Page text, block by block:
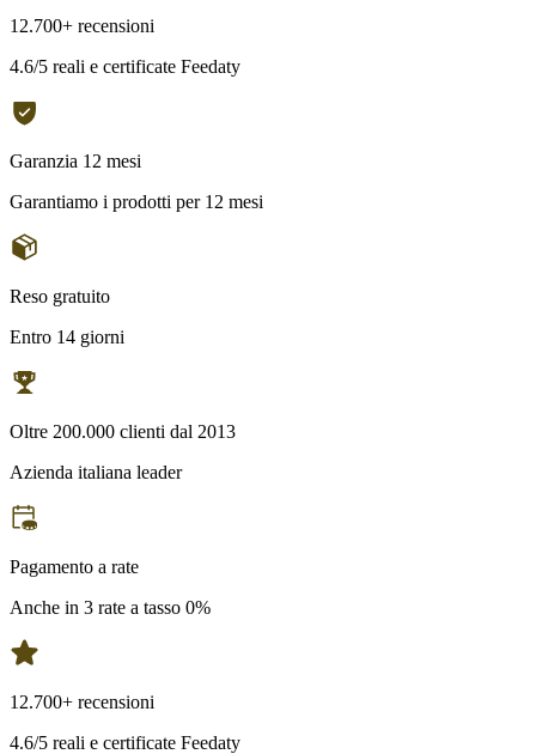
12.700+ recensioni
4.6/5 reali e certificate Feedaty
Garanzia 12 mesi
Garantiamo i prodotti per 12 mesi
Reso gratuito
Entro 14 giorni
Oltre 200.000 clienti dal 2013
Azienda italiana leader
Pagamento a rate
Anche in 3 rate a tasso 0%
12.700+ recensioni
4.6/5 reali e certificate Feedaty